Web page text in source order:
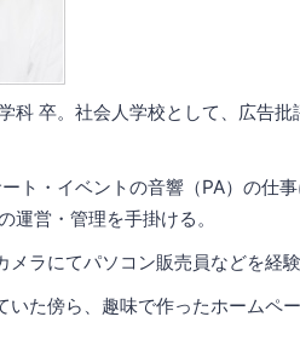
科 卒。社会人学校として、広告
ト・イベントの音響（PA）の仕
営・管理を手掛ける。
ラにてパソコン販売員などを経
た傍ら、趣味で作ったホームペ